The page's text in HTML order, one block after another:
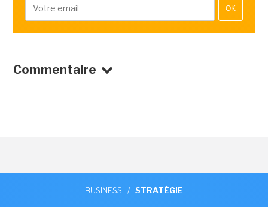
OK
Commentaire
BUSINESS / STRATÉGIE